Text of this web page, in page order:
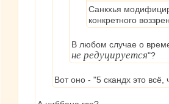
Санкхья
конкретного
В любом случае о
не редуцируется"?
Вот оно - "5 скандх это всё,